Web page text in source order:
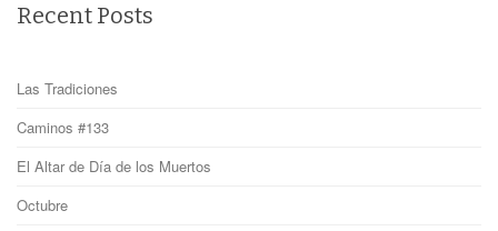
Recent Posts
Las Tradiciones
Caminos #133
El Altar de Día de los Muertos
Octubre